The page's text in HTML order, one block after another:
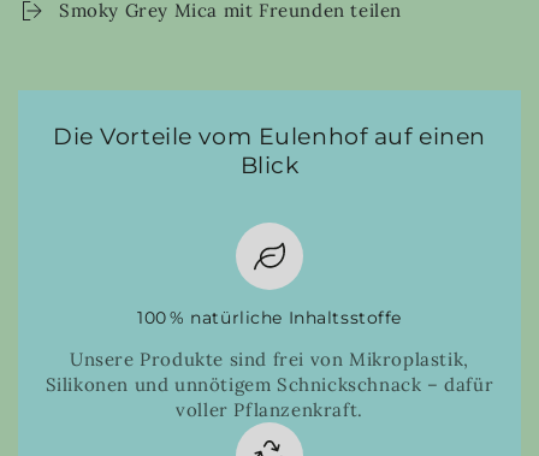
Smoky Grey Mica mit Freunden teilen
Die Vorteile vom Eulenhof auf einen
Blick
100 % natürliche Inhaltsstoffe
Unsere Produkte sind frei von Mikroplastik,
Silikonen und unnötigem Schnickschnack – dafür
voller Pflanzenkraft.